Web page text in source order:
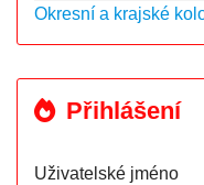
Okresní a krajské
Přihlášení
Uživatelské jméno